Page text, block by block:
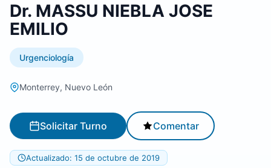
Dr. MASSU NIEBLA JOSE
EMILIO
Urgenciología
Monterrey, Nuevo León
Solicitar Turno Comentar
Actualizado: 15 de octubre de 2019